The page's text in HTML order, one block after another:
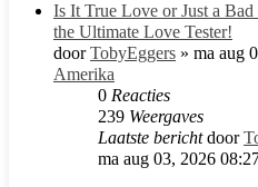
Is It True Love or Just a
the Ultimate Love Tester!
doorTobyEggers » ma aug
Amerika
0 Reacties
239 Weergaves
Laatste berichtdoor
ma aug 03, 2026